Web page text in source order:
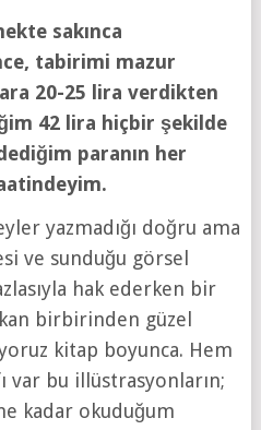
sakınca
tabirimi mazur
20-25 lira verdikten
42 lira hiçbir şekilde
paranın her
yazmadığı doğru ama
ve sunduğu görsel
hak ederken bir
birbirinden güzel
kitap boyunca. Hem
var bu illüstrasyonların;
kadar okuduğum